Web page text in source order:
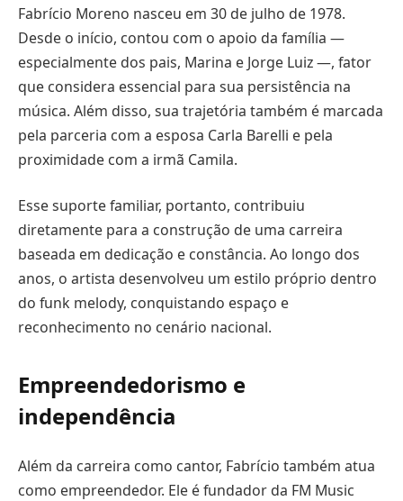
Fabrício Moreno nasceu em 30 de julho de 1978.
Desde o início, contou com o apoio da família —
especialmente dos pais, Marina e Jorge Luiz —, fator
que considera essencial para sua persistência na
música. Além disso, sua trajetória também é marcada
pela parceria com a esposa Carla Barelli e pela
proximidade com a irmã Camila.
Esse suporte familiar, portanto, contribuiu
diretamente para a construção de uma carreira
baseada em dedicação e constância. Ao longo dos
anos, o artista desenvolveu um estilo próprio dentro
do funk melody, conquistando espaço e
reconhecimento no cenário nacional.
Empreendedorismo e
independência
Além da carreira como cantor, Fabrício também atua
como empreendedor. Ele é fundador da FM Music